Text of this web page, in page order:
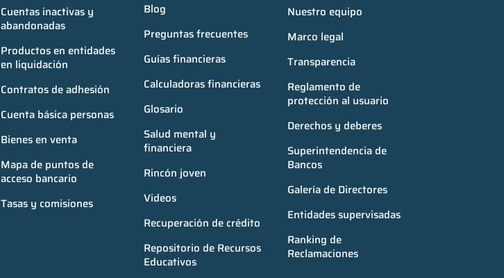
Cuentas inactivas y
abandonadas
Productos en entidades
en liquidación
Contratos de adhesión
Cuenta básica personas
Bienes en venta
Mapa de puntos de
acceso bancario
Tasas y comisiones
Blog
Preguntas frecuentes
Guías financieras
Calculadoras financieras
Glosario
Salud mental y
financiera
Rincón joven
Videos
Recuperación de crédito
Repositorio de Recursos
Educativos
Nuestro equipo
Marco legal
Transparencia
Reglamento de
protección al usuario
Derechos y deberes
Superintendencia de
Bancos
Galería de Directores
Entidades supervisadas
Ranking de
Reclamaciones